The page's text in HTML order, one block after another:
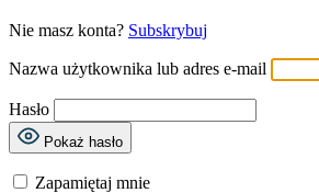
Nie masz konta? Subskrybuj
Nazwa użytkownika lub adres e-mail
Hasło
Pokaż hasło
Zapamiętaj mnie